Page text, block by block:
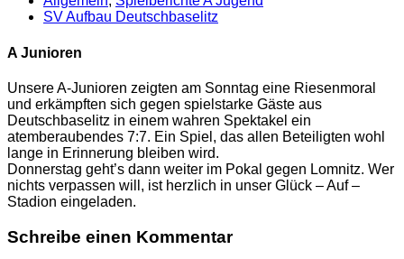
SV Aufbau Deutschbaselitz
A Junioren
Unsere A-Junioren zeigten am Sonntag eine Riesenmoral
und erkämpften sich gegen spielstarke Gäste aus
Deutschbaselitz in einem wahren Spektakel ein
atemberaubendes 7:7. Ein Spiel, das allen Beteiligten wohl
lange in Erinnerung bleiben wird.
Donnerstag geht’s dann weiter im Pokal gegen Lomnitz. Wer
nichts verpassen will, ist herzlich in unser Glück – Auf –
Stadion eingeladen.
Schreibe einen Kommentar